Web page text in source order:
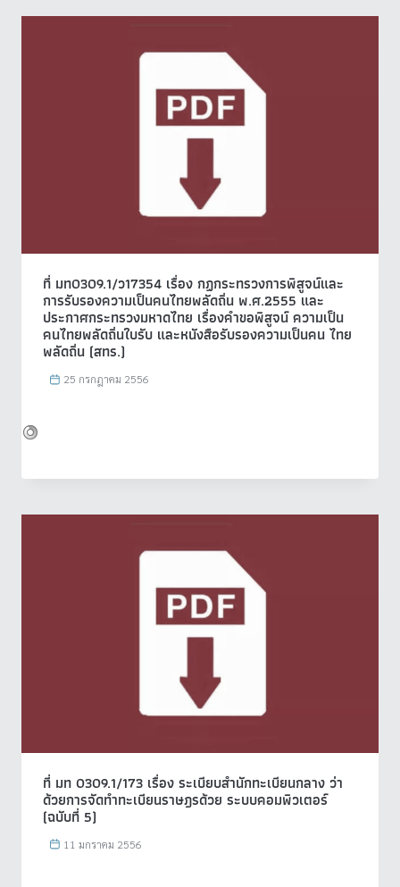
ที่ มท0309.1/ว17354 เรื่อง กฏกระทรวงการพิสูจน์และ
การรับรองความเป็นคนไทยพลัดถิ่น พ.ศ.2555 และ
ประกาศกระทรวงมหาดไทย เรื่องคำขอพิสูจน์ ความเป็น
คนไทยพลัดถิ่นใบรับ และหนังสือรับรองความเป็นคน ไทย
พลัดถิ่น (สทร.)
25 กรกฎาคม 2556
ที่ มท 0309.1/173 เรื่อง ระเบียบสำนักทะเบียนกลาง ว่า
ด้วยการจัดทำทะเบียนราษฎรด้วย ระบบคอมพิวเตอร์
(ฉบับที่ 5)
11 มกราคม 2556